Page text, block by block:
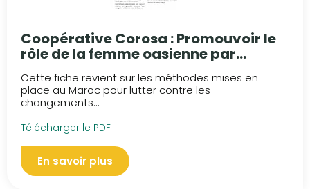
Coopérative Corosa : Promouvoir le
rôle de la femme oasienne par
l’amélioration des performances de
l’élevage laitier
Cette fiche revient sur les méthodes mises en
place au Maroc pour lutter contre les
changements...
Télécharger le PDF
En savoir plus